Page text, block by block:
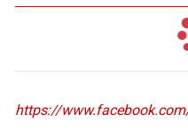
https://